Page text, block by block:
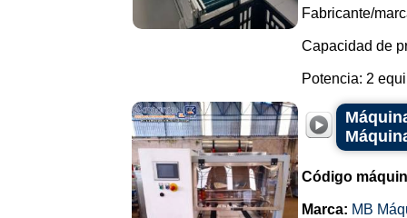
Fabricante/
Capacidad de
Potencia: 2
Código
Marca: MB